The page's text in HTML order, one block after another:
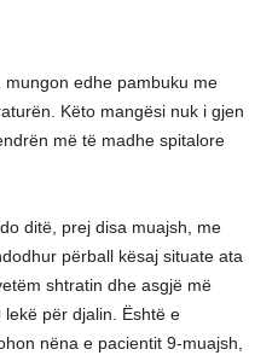
edhe pambuku me
Këto mangësi nuk i gjen
më të madhe spitalore
ditë, prej disa muajsh, me
përball kësaj situate ata
shtratin dhe asgjë më
lekë për djalin. Është e
nëna e pacientit 9-muajsh,